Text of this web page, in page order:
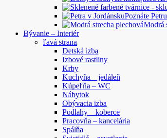
Poznáte
Modrá
Bývanie – Interiér
ľavá strana
Detská izba
Izbové rastliny
Krby
Kuchyňa – jedáleň
Kúpeľňa – WC
Nábytok
Obývacia izba
Podlahy – koberce
Pracovňa – kancelária
Spálňa